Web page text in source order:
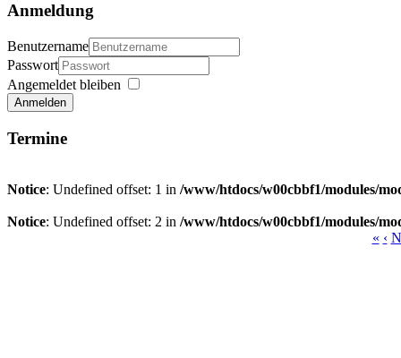
Anmeldung
Benutzername
Passwort
Angemeldet bleiben
Anmelden
Termine
Notice: Undefined offset: 1 in /www/htdocs/w00cbbf1/modules/
Notice: Undefined offset: 2 in /www/htdocs/w00cbbf1/modules/
« ‹